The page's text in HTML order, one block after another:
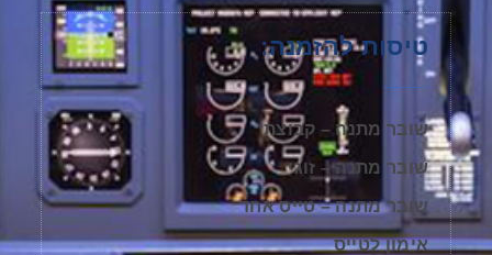
טיסות להזמנה:
שובר מתנה – קבוצתי
שובר מתנה – זוגי
שובר מתנה – טייס אחד
אימון לטייס